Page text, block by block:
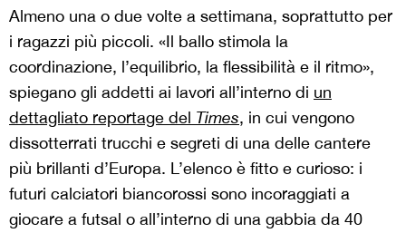
Almeno una o due volte a settimana, soprattutto per
i ragazzi più piccoli. «Il ballo stimola la
coordinazione, l’equilibrio, la flessibilità e il ritmo»,
spiegano gli addetti ai lavori all’interno di un
dettagliato reportage del Times, in cui vengono
dissotterrati trucchi e segreti di una delle cantere
più brillanti d’Europa. L’elenco è fitto e curioso: i
futuri calciatori biancorossi sono incoraggiati a
giocare a futsal o all’interno di una gabbia da 40